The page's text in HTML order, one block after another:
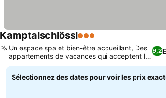
Kamptalschlössl3 Étoiles
9,2
Un espace spa et bien-être accueillant, Des
appartements de vacances qui acceptent les
animaux
Sélectionnez des dates pour voir les prix